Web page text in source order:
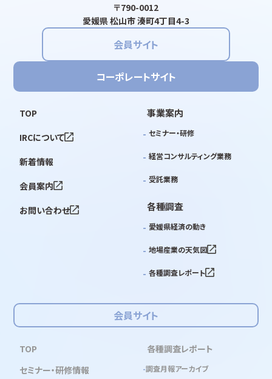
〒790-0012
愛媛県 松山市 湊町4丁目4-3
会員サイト
コーポレートサイト
TOP
IRCについて
新着情報
会員案内
お問い合わせ
事業案内
セミナー・研修
経営コンサルティング業務
受託業務
各種調査
愛媛県経済の動き
地場産業の天気図
各種調査レポート
会員サイト
TOP
セミナー・研修情報
各種調査レポート
調査月報アーカイブ